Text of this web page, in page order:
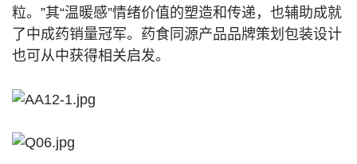
粒。”其“温暖感”情绪价值的塑造和传递，也辅助成就
了中成药销量冠军。药食同源产品品牌策划包装设计
也可从中获得相关启发。